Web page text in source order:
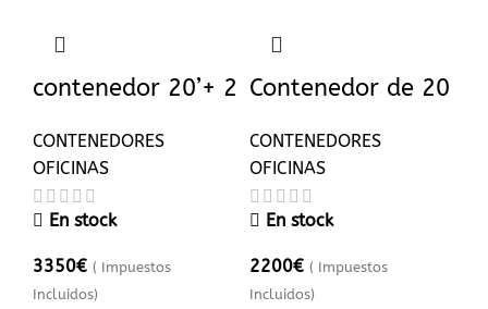
contenedor 20’+ 2
Puerta Nuevo
CONTENEDORES
OFICINAS
En stock
3350€ ( Impuestos
Incluidos)
Contenedor de 20
como oficina
(usado)
CONTENEDORES
OFICINAS
En stock
2200€ ( Impuestos
Incluidos)